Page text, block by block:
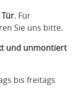
. Für
Sie uns bitte.
und unmontiert
bis freitags